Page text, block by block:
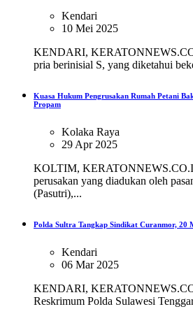
Kendari
10 Mei 2025
KENDARI,
pria berinisial S, yang diketahui
Kuasa Hukum Pengrusakan Rumah Petani
Propam
Kolaka Raya
29 Apr 2025
KOLTIM,
perusakan yang diadukan oleh
(Pasutri),...
Polda Sultra Tangkap Sindikat Curanmor, 20
Kendari
06 Mar 2025
KENDARI,
Reskrimum Polda Sulawesi